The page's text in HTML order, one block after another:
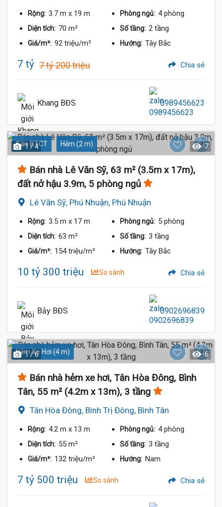
Rộng: 3.7 m x 19 m Phòng ngủ: 4 phòng
Diện tích: 70 m² Số tầng: 2 tầng
Giá/m²: 92 triệu/m² Hướng: Tây Bắc
7 tỷ 7 tỷ 200 triệu Chia sẻ
Khang BĐS 0989456623
Sàn BTCT Hẻm (2 m)
1 / 4 7
Bán nhà Lê Văn Sỹ, 63 m² (3.5m x 17m),
đất nở hậu 3.9m, 5 phòng ngủ
Lê Văn Sỹ, Phú Nhuận, Phú Nhuận
Rộng: 3.5 m x 17 m Phòng ngủ: 5 phòng
Diện tích: 63 m² Số tầng: 3 tầng
Giá/m²: 154 triệu/m² Hướng: Tây Bắc
10 tỷ 300 triệu So sánh Chia sẻ
Bảy BĐS 0902696839
Hẻm Xe Hơi (4 m)
1 / 6 6
Bán nhà hẻm xe hơi, Tân Hòa Đông, Bình
Tân, 55 m² (4.2m x 13m), 3 tầng
Tân Hòa Đông, Bình Trị Đông, Bình Tân
Rộng: 4.2 m x 13 m Phòng ngủ: 4 phòng
Diện tích: 55 m² Số tầng: 3 tầng
Giá/m²: 132 triệu/m² Hướng: Nam
7 tỷ 500 triệu So sánh Chia sẻ